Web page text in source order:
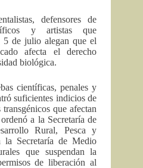
defensores de
y artistas que
5 de julio alegan que el
afecta el derecho
biológica.
científicas, penales y
suficientes indicios de
que afectan
a la Secretaría de
Rural, Pesca y
la Secretaría de Medio
que suspendan la
de liberación al